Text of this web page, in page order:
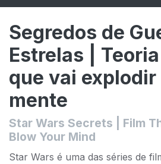
Segredos de
Estrelas |
que vai explodir
mente
Star Wars Secrets | Film
Blow Your Mind
Star Wars é uma das séries de